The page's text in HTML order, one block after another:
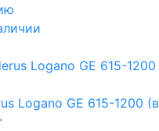
Logano GE 615-1200 (в